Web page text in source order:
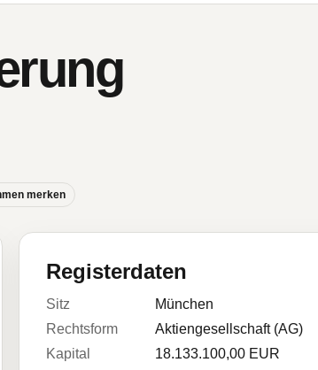
merken
Registerdaten
Sitz
München
Rechtsform
Aktiengesellschaft (AG)
Kapital
18.133.100,00 EUR